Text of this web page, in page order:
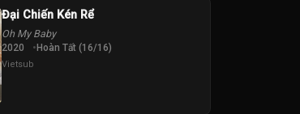
Đại Chiến Kén Rể
Oh My Baby
2020 Hoàn Tất (16/16)
Vietsub